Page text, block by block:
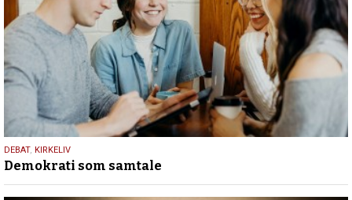
18.
maj
2026
DEBAT, KIRKELIV
Demokrati som samtale